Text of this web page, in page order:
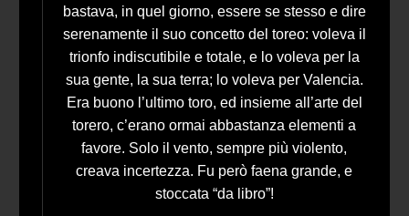
bastava, in quel giorno, essere se stesso e dire
serenamente il suo concetto del toreo: voleva il
trionfo indiscutibile e totale, e lo voleva per la
sua gente, la sua terra; lo voleva per Valencia.
Era buono l’ultimo toro, ed insieme all’arte del
torero, c’erano ormai abbastanza elementi a
favore. Solo il vento, sempre più violento,
creava incertezza. Fu però faena grande, e
stoccata “da libro”!